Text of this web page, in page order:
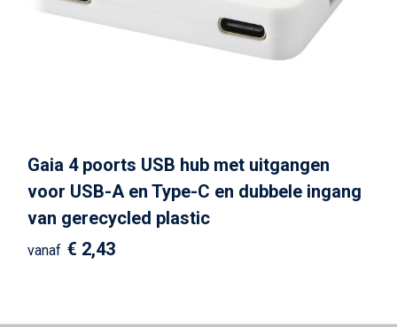
Gaia 4 poorts USB hub met uitgangen
voor USB-A en Type-C en dubbele ingang
van gerecycled plastic
vanaf € 2,43